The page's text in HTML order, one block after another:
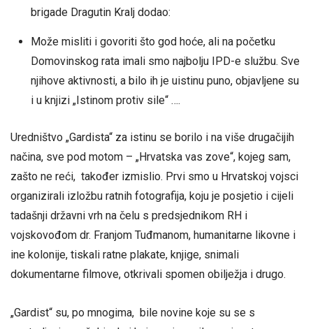
brigade Dragutin Kralj dodao:
Može misliti i govoriti što god hoće, ali na početku
Domovinskog rata imali smo najbolju IPD-e službu. Sve
njihove aktivnosti, a bilo ih je uistinu puno, objavljene su
i u knjizi „Istinom protiv sile“ ….
Uredništvo „Gardista“ za istinu se borilo i na više drugačijih
načina, sve pod motom – „Hrvatska vas zove“, kojeg sam,
zašto ne reći, također izmislio. Prvi smo u Hrvatskoj vojsci
organizirali izložbu ratnih fotografija, koju je posjetio i cijeli
tadašnji državni vrh na čelu s predsjednikom RH i
vojskovođom dr. Franjom Tuđmanom, humanitarne likovne i
ine kolonije, tiskali ratne plakate, knjige, snimali
dokumentarne filmove, otkrivali spomen obilježja i drugo.
„Gardist“ su, po mnogima, bile novine koje su se s